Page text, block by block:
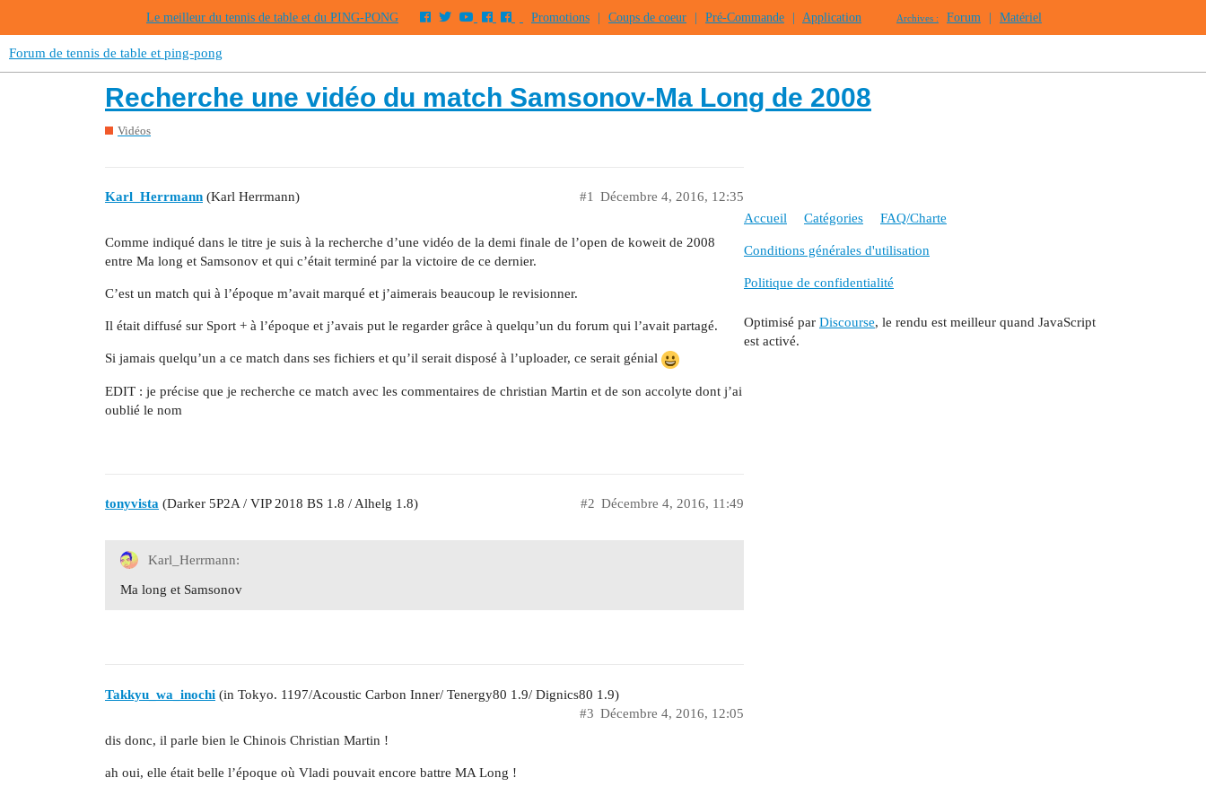
Le meilleur du tennis de table et du PING-PONG Promotions Coups de coeur Pré-Commande Application Archives : Forum Matériel
Forum de tennis de table et ping-pong
Recherche une vidéo du match Samsonov-Ma Long de 2008
Vidéos
Karl_Herrmann (Karl Herrmann) Décembre 4, 2016, 12:35
#1
Comme indiqué dans le titre je suis à la recherche d’une vidéo de la demi finale de l’open de koweit de 2008
entre Ma long et Samsonov et qui c’était terminé par la victoire de ce dernier.
C’est un match qui à l’époque m’avait marqué et j’aimerais beaucoup le revisionner.
Il était diffusé sur Sport + à l’époque et j’avais put le regarder grâce à quelqu’un du forum qui l’avait partagé.
Si jamais quelqu’un a ce match dans ses fichiers et qu’il serait disposé à l’uploader, ce serait génial
EDIT : je précise que je recherche ce match avec les commentaires de christian Martin et de son accolyte dont j’ai
oublié le nom
tonyvista (Darker 5P2A / VIP 2018 BS 1.8 / Alhelg 1.8) Décembre 4, 2016, 11:49
#2
Karl_Herrmann:
Ma long et Samsonov
Takkyu_wa_inochi (in Tokyo. 1197/Acoustic Carbon Inner/ Tenergy80 1.9/ Dignics80 1.9)
Décembre 4, 2016, 12:05
#3
dis donc, il parle bien le Chinois Christian Martin !
ah oui, elle était belle l’époque où Vladi pouvait encore battre MA Long !
Accueil Catégories FAQ/Charte
Conditions générales d'utilisation
Politique de confidentialité
Optimisé par Discourse, le rendu est meilleur quand JavaScript
est activé.